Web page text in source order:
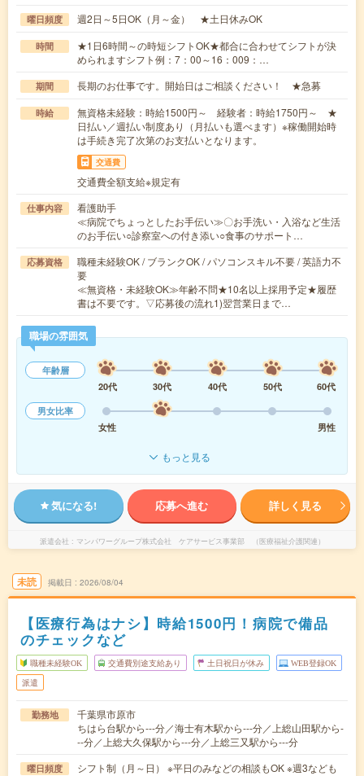
曜日頻度 週2日～5日OK（月～金） ★土日休みOK
時間
★1日6時間～の時短シフトOK★都合に合わせてシフトが決
められますシフト例：7：00～16：009：…
期間 長期のお仕事です。開始日はご相談ください！ ★急募
時給
無資格未経験：時給1500円～ 経験者：時給1750円～ ★
日払い／週払い制度あり（月払いも選べます）※稼働開始時
は手続き完了次第のお支払いとなります。
交通費
交通費全額支給※規定有
仕事内容
看護助手
≪病院でちょっとしたお手伝い≫〇お手洗い・入浴など生活
のお手伝い○診察室への付き添い○食事のサポート…
応募資格
職種未経験OK / ブランクOK / パソコンスキル不要 / 英語力不
要
≪無資格・未経験OK≫年齢不問★10名以上採用予定★履歴
書は不要です。▽応募後の流れ1)翌営業日まで…
職場の雰囲気
年齢層
20代
30代 40代 50代
60代
男女比率
女性
男性
もっと見る
気になる! 応募へ進む 詳しく見る
派遣会社 マンパワーグループ株式会社 ケアサービス事業部 （医療福祉介護関連）
未読 掲載日 2026/08/04
【医療行為はナシ】時給1500円！病院で備品
のチェックなど
職種未経験OK 交通費別途支給あり 土日祝日が休み WEB登録OK
派遣
勤務地
千葉県市原市
ちはら台駅から---分／海士有木駅から---分／上総山田駅から-
--分／上総大久保駅から---分／上総三又駅から---分
曜日頻度
シフト制（月～日） ※平日のみなどの相談もOK ※週3なども